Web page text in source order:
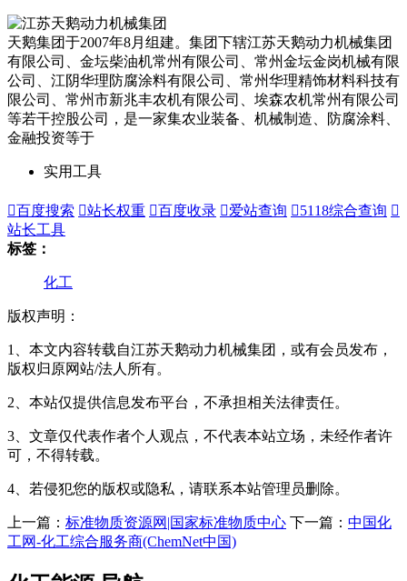
天鹅集团于2007年8月组建。集团下辖江苏天鹅动力机械集团
有限公司、金坛柴油机常州有限公司、常州金坛金岗机械有限
公司、江阴华理防腐涂料有限公司、常州华理精饰材料科技有
限公司、常州市新兆丰农机有限公司、埃森农机常州有限公司
等若干控股公司，是一家集农业装备、机械制造、防腐涂料、
金融投资等于
实用工具
百度搜索 站长权重 百度收录 爱站查询 5118综合查询 
站长工具
标签：
化工
版权声明：
1、本文内容转载自江苏天鹅动力机械集团，或有会员发布，
版权归原网站/法人所有。
2、本站仅提供信息发布平台，不承担相关法律责任。
3、文章仅代表作者个人观点，不代表本站立场，未经作者许
可，不得转载。
4、若侵犯您的版权或隐私，请联系本站管理员删除。
上一篇： 标准物质资源网|国家标准物质中心 下一篇： 中国化
工网-化工综合服务商(ChemNet中国)